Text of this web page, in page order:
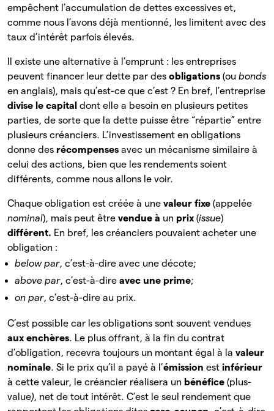
empêchent l’accumulation de dettes excessives et,
comme nous l’avons déjà mentionné, les limitent avec des
taux d’intérêt parfois élevés.
Il existe une alternative à l’emprunt : les entreprises
peuvent financer leur dette par des obligations (ou bonds
en anglais), mais qu’est-ce que c’est ? En bref, l’entreprise
divise le capital dont elle a besoin en plusieurs petites
parties, de sorte que la dette puisse être “répartie” entre
plusieurs créanciers. L’investissement en obligations
donne des récompenses avec un mécanisme similaire à
celui des actions, bien que les rendements soient
différents, comme nous allons le voir.
Chaque obligation est créée à une valeur fixe (appelée
nominal), mais peut être vendue à un prix (issue)
différent. En bref, les créanciers pouvaient acheter une
obligation :
below par, c’est-à-dire avec une décote;
above par, c’est-à-dire avec une prime;
on par, c’est-à-dire au prix.
C’est possible car les obligations sont souvent vendues
aux enchères. Le plus offrant, à la fin du contrat
d’obligation, recevra toujours un montant égal à la valeur
nominale. Si le prix qu’il a payé à l’émission est inférieur
à cette valeur, le créancier réalisera un bénéfice (plus-
value), net de tout intérêt. C’est le seul rendement que